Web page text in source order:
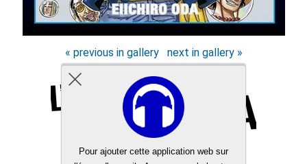
« previous in gallery next in gallery »